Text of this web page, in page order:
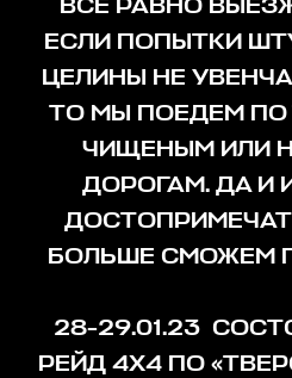
ВСЁ РАВНО
ЕСЛИ ПОПЫТКИ
ЦЕЛИНЫ НЕ
ТО МЫ ПОЕДЕМ ПО
ЧИЩЕНЫМ ИЛИ
ДОРОГАМ. ДА И
БОЛЬШЕ СМОЖЕМ
28-29.01.23
РЕЙД 4Х4 ПО